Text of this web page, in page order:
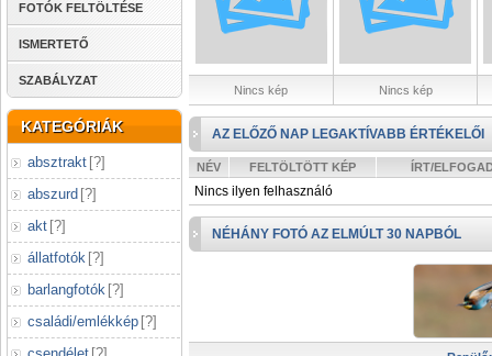
FOTÓK FELTÖLTÉSE
ISMERTETŐ
SZABÁLYZAT
KATEGÓRIÁK
absztrakt [?]
abszurd [?]
akt [?]
állatfotók [?]
barlangfotók [?]
családi/emlékkép [?]
Nincs kép Nincs kép
AZ ELŐZŐ NAP LEGAKTÍVABB ÉRTÉKELŐI
NÉV FELTÖLTÖTT KÉP ÍRT/
Nincs ilyen felhasználó
NÉHÁNY FOTÓ AZ ELMÚLT 30 NAPBÓL